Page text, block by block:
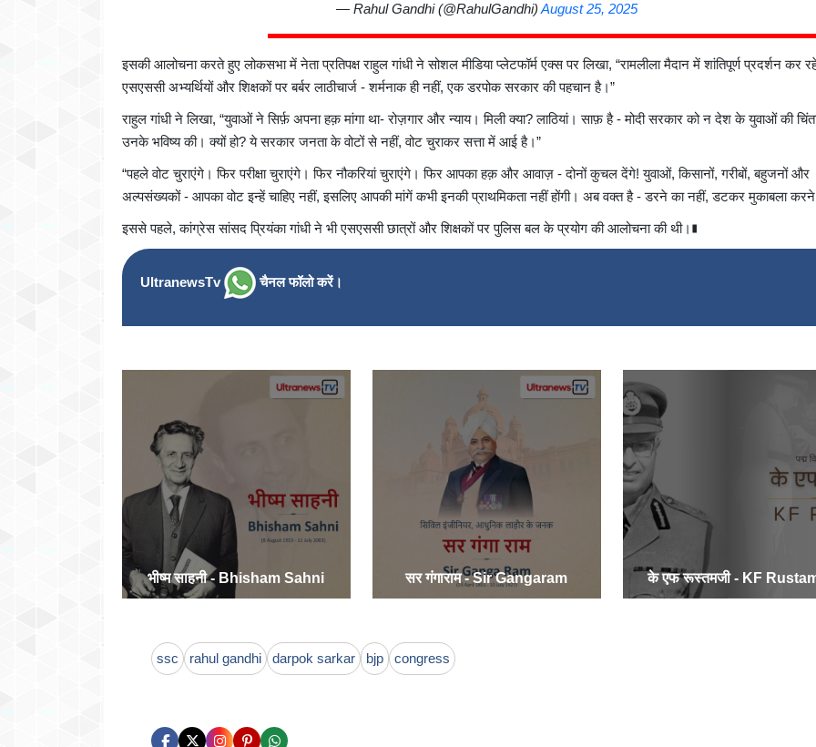
— Rahul Gandhi (@RahulGandhi) August 25, 2025
इसकी आलोचना करते हुए लोकसभा में नेता प्रतिपक्ष राहुल गांधी ने सोशल मीडिया प्लेटफॉर्म एक्स पर लिखा, “रामलीला मैदान में शांतिपूर्ण प्रदर्शन कर
एसएससी अभ्यर्थियों और शिक्षकों पर बर्बर लाठीचार्ज - शर्मनाक ही नहीं, एक डरपोक सरकार की पहचान है।”
राहुल गांधी ने लिखा, “युवाओं ने सिर्फ़ अपना हक़ मांगा था- रोज़गार और न्याय। मिली क्या? लाठियां। साफ़ है - मोदी सरकार को न देश के युवाओं की
उनके भविष्य की। क्यों हो? ये सरकार जनता के वोटों से नहीं, वोट चुराकर सत्ता में आई है।”
“पहले वोट चुराएंगे। फिर परीक्षा चुराएंगे। फिर नौकरियां चुराएंगे। फिर आपका हक़ और आवाज़ - दोनों कुचल देंगे! युवाओं, किसानों, गरीबों, बहुजनों और
अल्पसंख्यकों - आपका वोट इन्हें चाहिए नहीं, इसलिए आपकी मांगें कभी इनकी प्राथमिकता नहीं होंगी। अब वक्त है - डरने का नहीं, डटकर मुकाबला
इससे पहले, कांग्रेस सांसद प्रियंका गांधी ने भी एसएससी छात्रों और शिक्षकों पर पुलिस बल के प्रयोग की आलोचना की थी।∎
UltranewsTv चैनल फॉलो करें।
भीष्म साहनी - Bhisham Sahni सर गंगाराम - Sir Gangaram के एफ रूस्तमजी - KF
ssc rahul gandhi darpok sarkar bjp congress